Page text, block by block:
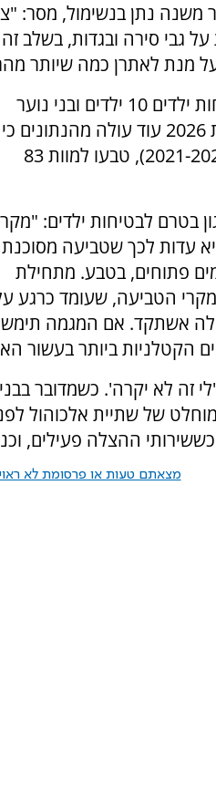
נתן בנשימול, מסר:
גבי סירה ובגדות, בשלב
על מנת לאתרן כמה שיותר
לפי נתוני ארגון בטרם לבטיחות ילדים 10 ילדים ובני נוער
נהרגו בטביעה מתחילת שנת 2026 עוד עולה מהנתונים כי
בחמש השנים האחרונות (2021-2025), טבעו למוות 83
בטרם לבטיחות ילדים:
עדות לכך שטביעה מסוכנת
פתוחים, בטבע. מתחילת
הטביעה, שעומד כרגע
אשתקד. אם המגמה
הקטלניות ביותר בעשור
'לי זה לא יקרה'. כשמדובר
של שתיית אלכוהול
ההצלה פעילים,
מצאתם טעות או פרסומת לא